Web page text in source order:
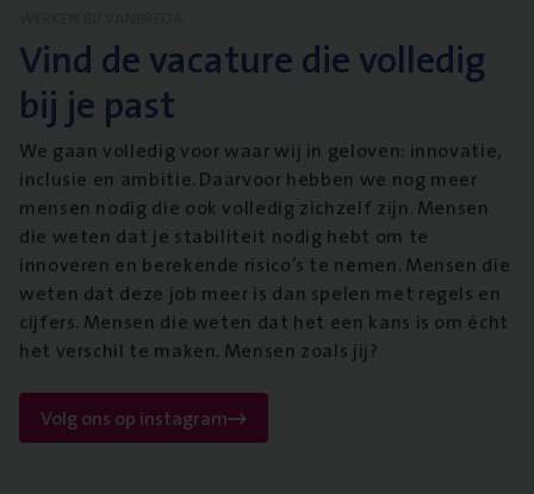
Vind de vacature die volledig
bij je past
We gaan volledig voor waar wij in geloven: innovatie,
inclusie en ambitie. Daarvoor hebben we nog meer
mensen nodig die ook volledig zichzelf zijn. Mensen
die weten dat je stabiliteit nodig hebt om te
innoveren en berekende risico’s te nemen. Mensen die
weten dat deze job meer is dan spelen met regels en
cijfers. Mensen die weten dat het een kans is om écht
het verschil te maken. Mensen zoals jij?
Volg ons op instagram